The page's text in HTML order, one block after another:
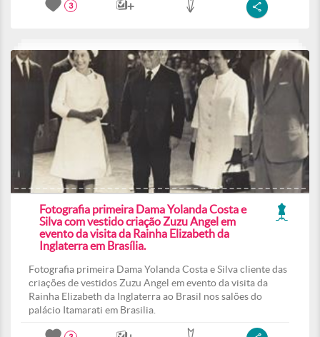
3
Fotografia primeira Dama Yolanda Costa e
Silva com vestido criação Zuzu Angel em
evento da visita da Rainha Elizabeth da
Inglaterra em Brasília.
Fotografia primeira Dama Yolanda Costa e Silva cliente das
criações de vestidos Zuzu Angel em evento da visita da
Rainha Elizabeth da Inglaterra ao Brasil nos salões do
palácio Itamarati em Brasilia.